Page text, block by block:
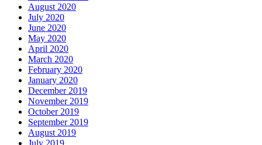
August 2020
July 2020
June 2020
May 2020
April 2020
March 2020
February 2020
January 2020
December 2019
November 2019
October 2019
September 2019
August 2019
July 2019